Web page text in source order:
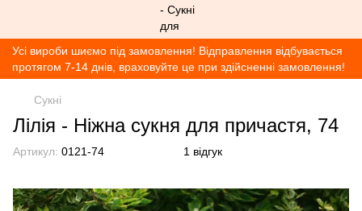
Усі вироби шиємо під замовлення! Відправлення відбувається
протягом 7-14 днів, враховуйте це при здійсненні замовлення!
Сукні
Лілія - Ніжна сукня для причастя, 74
Артикул: 0121-74 1 відгук